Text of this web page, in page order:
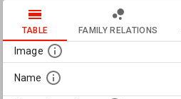
TABLE FAMILY RELATIONS
Image
Name